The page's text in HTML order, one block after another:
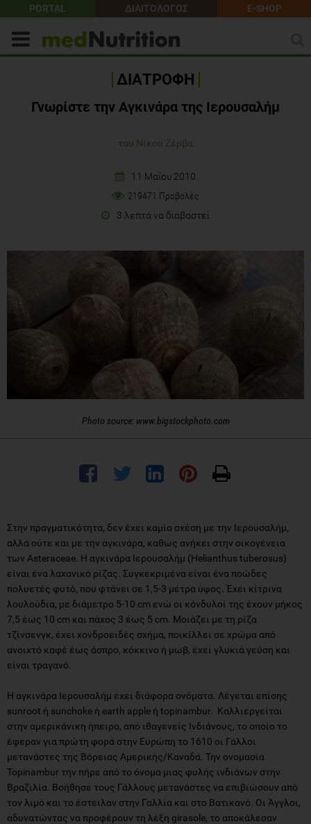
PORTAL ΔΙΑΙΤΟΛΟΓΟΣ E-SHOP
ΔΙΑΤΡΟΦΗ
Γνωρίστε την Αγκινάρα της Ιερουσαλήμ
του Νίκου Ζέρβα
11 Μαΐου 2010
219471 Προβολές
3 λεπτά να διαβαστεί
Photo source: www.bigstockphoto.com
Στην πραγματικότητα, δεν έχει καμία σχέση με την Ιερουσαλήμ,
αλλά ούτε και με την αγκινάρα, καθώς ανήκει στην οικογένεια
των Asteraceae. Η αγκινάρα Ιερουσαλήμ (Helianthus tuberosus)
είναι ένα λαχανικό ρίζας. Συγκεκριμένα είναι ένα ποώδες
πολυετές φυτό, που φτάνει σε 1,5-3 μέτρα ύψος. Έχει κίτρινα
λουλούδια, με διάμετρο 5-10 cm ενώ οι κόνδυλοί της έχουν μήκος
7,5 έως 10 cm και πάχος 3 έως 5 cm. Μοιάζει με τη ρίζα
τζίνσενγκ, έχει χονδροειδές σχήμα, ποικίλλει σε χρώμα από
ανοιχτό καφέ έως άσπρο, κόκκινο ή μωβ, έχει γλυκιά γεύση και
είναι τραγανό.
Η αγκινάρα Ιερουσαλήμ έχει διάφορα ονόματα. Λέγεται επίσης
sunroot ή sunchoke ή earth apple ή topinambur. Καλλιεργείται
στην αμερικάνικη ήπειρο, από ιθαγενείς Ινδιάνους, το οποίο το
έφεραν για πρώτη φορά στην Ευρώπη το 1610 οι Γάλλοι
μετανάστες της Βόρειας Αμερικής/Καναδά. Την ονομασία
Topinambur την πήρε από το όνομα μιας φυλής ινδιάνων στην
Βραζιλία. Βοήθησε τους Γάλλους μετανάστες να επιβιώσουν από
τον λιμό και το έστειλαν στην Γαλλία και στο Βατικανό. Οι Άγγλοι,
αδυνατώντας να προφέρουν τη λέξη girasole, το αποκάλεσαν